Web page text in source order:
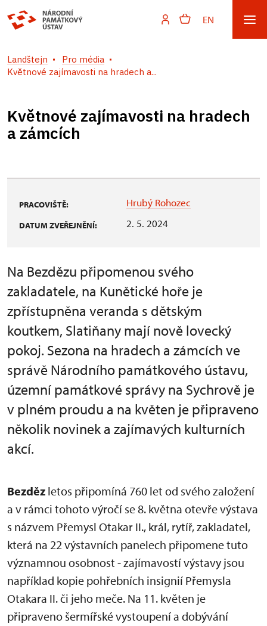
EN
Landštejn
Pro média
Květnové zajímavosti na hradech a...
Květnové zajímavosti na hradech
a zámcích
PRACOVIŠTĚ: Hrubý Rohozec
DATUM ZVEŘEJNĚNÍ: 2. 5. 2024
Na Bezdězu připomenou svého
zakladatele, na Kunětické hoře je
zpřístupněna veranda s dětským
koutkem, Slatiňany mají nově lovecký
pokoj. Sezona na hradech a zámcích ve
správě Národního památkového ústavu,
územní památkové správy na Sychrově je
v plném proudu a na květen je připraveno
několik novinek a zajímavých kulturních
akcí.
Bezděz letos připomíná 760 let od svého založení
a v rámci tohoto výročí se 8. května otevře výstava
s názvem Přemysl Otakar II., král, rytíř, zakladatel,
která na 22 výstavních panelech připomene tuto
významnou osobnost - zajímavostí výstavy jsou
například kopie pohřebních insignií Přemysla
Otakara II. či jeho meče. Na 11. květen je
připraveno šermířské vystoupení a dobývání